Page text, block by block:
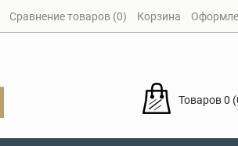
Сравнение товаров (0) Корзина
Товаров 0